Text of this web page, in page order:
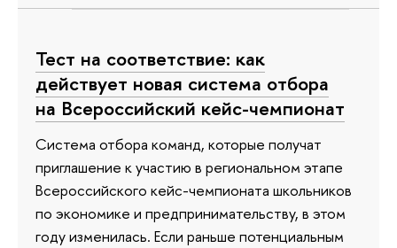
Тест на соответствие: как
действует новая система отбора
на Всероссийский кейс-чемпионат
Система отбора команд, которые получат
приглашение к участию в региональном этапе
Всероссийского кейс-чемпионата школьников
по экономике и предпринимательству, в этом
году изменилась. Если раньше потенциальным